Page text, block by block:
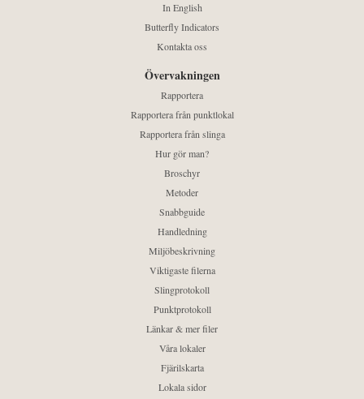
In English
Butterfly Indicators
Kontakta oss
Övervakningen
Rapportera
Rapportera från punktlokal
Rapportera från slinga
Hur gör man?
Broschyr
Metoder
Snabbguide
Handledning
Miljöbeskrivning
Viktigaste filerna
Slingprotokoll
Punktprotokoll
Länkar & mer filer
Våra lokaler
Fjärilskarta
Lokala sidor